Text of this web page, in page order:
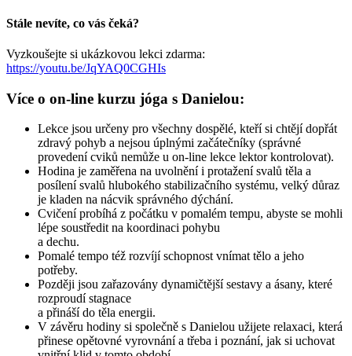
Stále nevíte, co vás čeká?
Vyzkoušejte si ukázkovou lekci zdarma:
https://youtu.be/JqYAQ0CGHIs
Více o on-line kurzu jóga s Danielou:
Lekce jsou určeny pro všechny dospělé, kteří si chtějí dopřát
zdravý pohyb a nejsou úplnými začátečníky (správné
provedení cviků nemůže u on-line lekce lektor kontrolovat).
Hodina je zaměřena na uvolnění i protažení svalů těla a
posílení svalů hlubokého stabilizačního systému, velký důraz
je kladen na nácvik správného dýchání.
Cvičení probíhá z počátku v pomalém tempu, abyste se mohli
lépe soustředit na koordinaci pohybu
a dechu.
Pomalé tempo též rozvíjí schopnost vnímat tělo a jeho
potřeby.
Později jsou zařazovány dynamičtější sestavy a ásany, které
rozproudí stagnace
a přináší do těla energii.
V závěru hodiny si společně s Danielou užijete relaxaci, která
přinese opětovné vyrovnání a třeba i poznání, jak si uchovat